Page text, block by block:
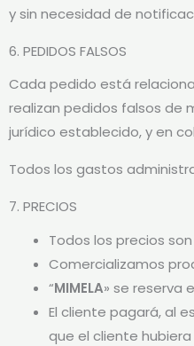
y sin necesidad de
6. PEDIDOS FALSOS
Cada pedido está
realizan pedidos falsos de
jurí­dico establecido, y en
Todos los gastos
7. PRECIOS
Todos los precios son
Comercializamos
“MIMELA» se reserva
El cliente pagará, al
que el cliente